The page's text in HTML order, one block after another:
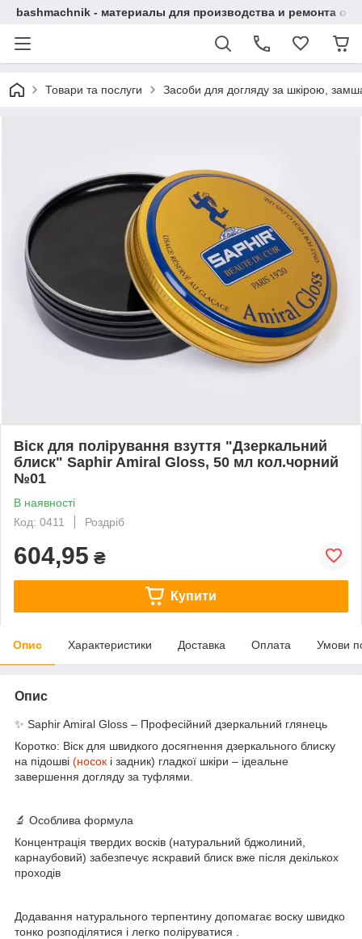
bashmachnik - материалы для производства и ремонта
Товари та послуги Засоби для догляду за шкірою,
Віск для полірування взуття "Дзеркальний
блиск" Saphir Amiral Gloss, 50 мл кол.чорний
№01
В наявності
Код: 0411
Роздріб
604,95 ₴
Купити
Опис Характеристики Доставка Оплата Умови
Опис
✨ Saphir Amiral Gloss – Професійний дзеркальний глянець
Коротко: Віск для швидкого досягнення дзеркального блиску
на підошві (носок і задник) гладкої шкіри – ідеальне
завершення догляду за туфлями.
🔬 Особлива формула
Концентрація твердих восків (натуральний бджолиний,
карнаубовий) забезпечує яскравий блиск вже після декількох
проходів
Додавання натурального терпентину допомагає воску швидко
тонко розподілятися і легко поліруватися .